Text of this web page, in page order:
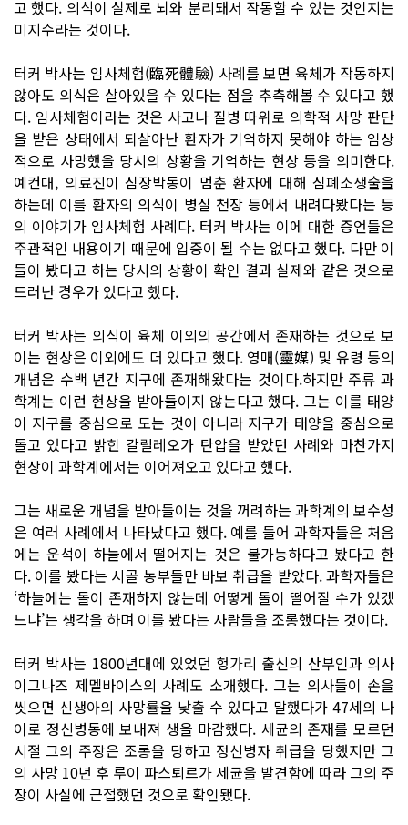
고 했다. 의식이 실제로 뇌와 분리돼서 작동할 수 있는 것인지는
미지수라는 것이다.
터커 박사는 임사체험(臨死體驗) 사례를 보면 육체가 작동하지
않아도 의식은 살아있을 수 있다는 점을 추측해볼 수 있다고 했
다. 임사체험이라는 것은 사고나 질병 따위로 의학적 사망 판단
을 받은 상태에서 되살아난 환자가 기억하지 못해야 하는 임상
적으로 사망했을 당시의 상황을 기억하는 현상 등을 의미한다.
예컨대, 의료진이 심장박동이 멈춘 환자에 대해 심폐소생술을
하는데 이를 환자의 의식이 병실 천장 등에서 내려다봤다는 등
의 이야기가 임사체험 사례다. 터커 박사는 이에 대한 증언들은
주관적인 내용이기 때문에 입증이 될 수는 없다고 했다. 다만 이
들이 봤다고 하는 당시의 상황이 확인 결과 실제와 같은 것으로
드러난 경우가 있다고 했다.
터커 박사는 의식이 육체 이외의 공간에서 존재하는 것으로 보
이는 현상은 이외에도 더 있다고 했다. 영매(靈媒) 및 유령 등의
개념은 수백 년간 지구에 존재해왔다는 것이다.하지만 주류 과
학계는 이런 현상을 받아들이지 않는다고 했다. 그는 이를 태양
이 지구를 중심으로 도는 것이 아니라 지구가 태양을 중심으로
돌고 있다고 밝힌 갈릴레오가 탄압을 받았던 사례와 마찬가지
현상이 과학계에서는 이어져오고 있다고 했다.
그는 새로운 개념을 받아들이는 것을 꺼려하는 과학계의 보수성
은 여러 사례에서 나타났다고 했다. 예를 들어 과학자들은 처음
에는 운석이 하늘에서 떨어지는 것은 불가능하다고 봤다고 한
다. 이를 봤다는 시골 농부들만 바보 취급을 받았다. 과학자들은
‘하늘에는 돌이 존재하지 않는데 어떻게 돌이 떨어질 수가 있겠
느냐’는 생각을 하며 이를 봤다는 사람들을 조롱했다는 것이다.
터커 박사는 1800년대에 있었던 헝가리 출신의 산부인과 의사
이그나즈 제멜바이스의 사례도 소개했다. 그는 의사들이 손을
씻으면 신생아의 사망률을 낮출 수 있다고 말했다가 47세의 나
이로 정신병동에 보내져 생을 마감했다. 세균의 존재를 모르던
시절 그의 주장은 조롱을 당하고 정신병자 취급을 당했지만 그
의 사망 10년 후 루이 파스퇴르가 세균을 발견함에 따라 그의 주
장이 사실에 근접했던 것으로 확인됐다.